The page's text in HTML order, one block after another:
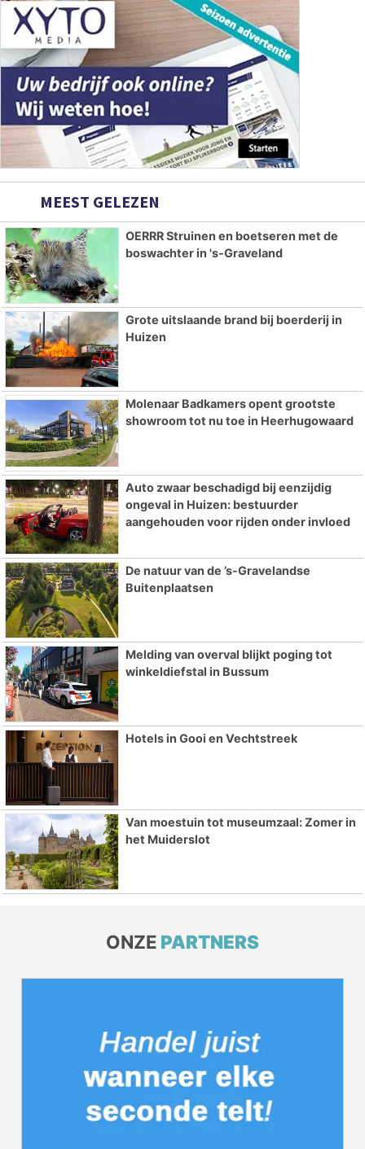
MEEST GELEZEN
OERRR Struinen en boetseren met de
boswachter in 's-Graveland
Grote uitslaande brand bij boerderij in
Huizen
Molenaar Badkamers opent grootste
showroom tot nu toe in Heerhugowaard
Auto zwaar beschadigd bij eenzijdig
ongeval in Huizen: bestuurder
aangehouden voor rijden onder invloed
De natuur van de ’s-Gravelandse
Buitenplaatsen
Melding van overval blijkt poging tot
winkeldiefstal in Bussum
Hotels in Gooi en Vechtstreek
Van moestuin tot museumzaal: Zomer in
het Muiderslot
ONZE PARTNERS